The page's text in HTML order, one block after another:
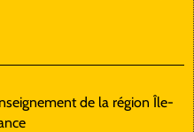
de la région Île-